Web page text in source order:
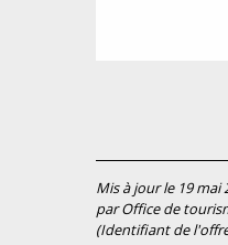
Mis à jour le 19 mai
par Office de
(Identifiant de